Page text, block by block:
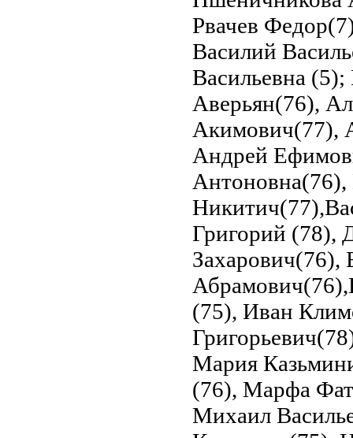
Рвачев
Василий
Васильевна
Аверьян(76),
Акимович(77),
Андрей
Антоновна(76),
Григорий (78),
Захарович(76),
(75), Иван
Мария
(76), Марфа
Михаил